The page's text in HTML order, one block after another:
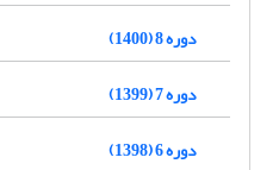
دوره 8 (1400)
دوره 7 (1399)
دوره 6 (1398)